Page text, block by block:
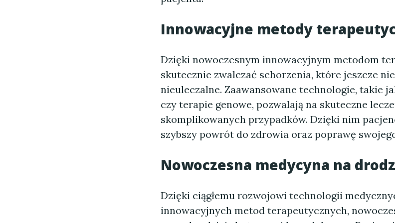
Innowacyjne metody
Dzięki nowoczesnym innowacyjnym metodom
skutecznie zwalczać schorzenia, które jeszcze
nieuleczalne. Zaawansowane technologie, takie
czy terapie genowe, pozwalają na skuteczne
skomplikowanych przypadków. Dzięki nim
szybszy powrót do zdrowia oraz poprawę
Nowoczesna medycyna na
Dzięki ciągłemu rozwojowi technologii
innowacyjnych metod terapeutycznych,